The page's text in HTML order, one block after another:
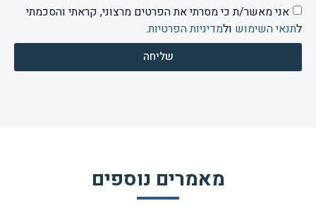
אני מאשר/ת כי מסרתי את הפרטים מרצוני, קראתי והסכמתי
לתנאי השימוש ולמדיניות הפרטיות.
שליחה
מאמרים נוספים